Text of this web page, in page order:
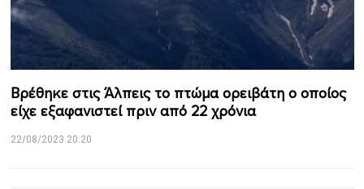
Βρέθηκε στις Άλπεις το πτώμα ορειβάτη ο οποίος
είχε εξαφανιστεί πριν από 22 χρόνια
22/08/2023 20:20